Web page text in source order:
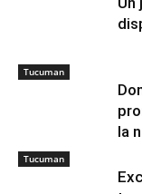
Tucuman
la
Tucuman